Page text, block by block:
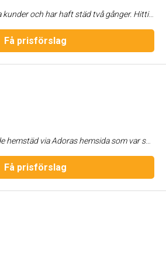
har haft städ två gånger. Hittills nöjda! Bra kontakt med företaget och bra städning. Trevlig personal.
Få prisförslag
hemsida som var super enkel. Allt gick smidigt och enkelt då dem har en gratis konsultation. Förväntade mig en ren lägenhet och det var vad jag fick , Adora vi ses igen !
Få prisförslag